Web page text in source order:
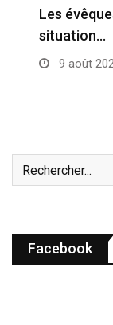
Les évêques
situation…
9 août 2026
Facebook